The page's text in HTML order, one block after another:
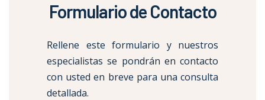
Formulario de Contacto
Rellene este formulario y nuestros
especialistas se pondrán en contacto
con usted en breve para una consulta
detallada.